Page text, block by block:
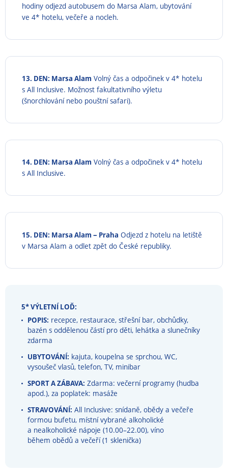
hodiny odjezd autobusem do Marsa Alam, ubytování
ve 4* hotelu, večeře a nocleh.
13. DEN: Marsa Alam Volný čas a odpočinek v 4* hotelu
s All Inclusive. Možnost fakultativního výletu
(šnorchlování nebo pouštní safari).
14. DEN: Marsa Alam Volný čas a odpočinek v 4* hotelu
s All Inclusive.
15. DEN: Marsa Alam – Praha Odjezd z hotelu na letiště
v Marsa Alam a odlet zpět do České republiky.
5* VÝLETNÍ LOĎ:
POPIS: recepce, restaurace, střešní bar, obchůdky,
bazén s oddělenou částí pro děti, lehátka a slunečníky
zdarma
UBYTOVÁNÍ: kajuta, koupelna se sprchou, WC,
vysoušeč vlasů, telefon, TV, minibar
SPORT A ZÁBAVA: Zdarma: večerní programy (hudba
apod.), za poplatek: masáže
STRAVOVÁNÍ: All Inclusive: snídaně, obědy a večeře
formou bufetu, místní vybrané alkoholické
a nealkoholické nápoje (10.00–22.00), víno
během obědů a večeří (1 sklenička)